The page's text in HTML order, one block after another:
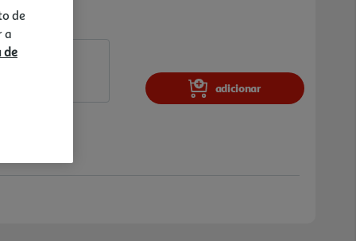
adicionar
de
a
de